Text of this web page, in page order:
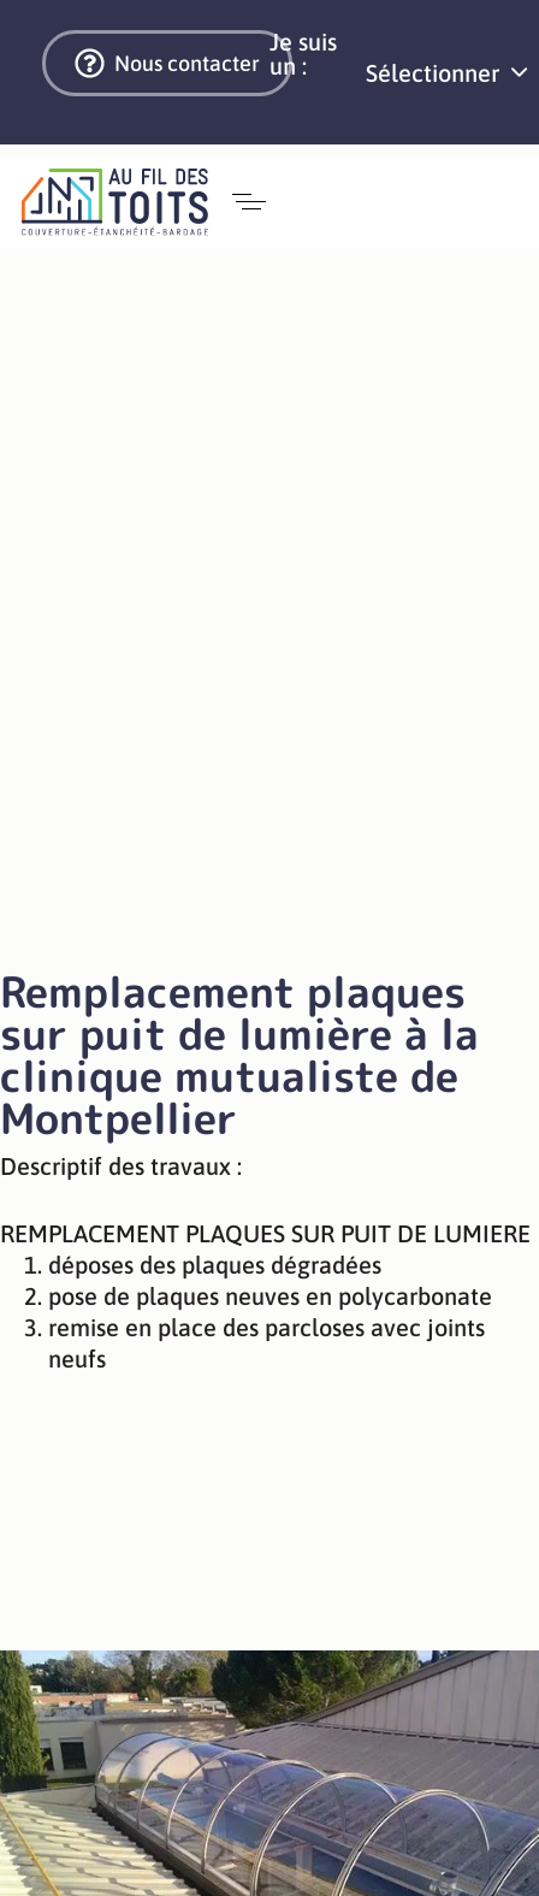
Nous contacter
Je suis
un :
Sélectionner
Remplacement plaques
sur puit de lumière à la
clinique mutualiste de
Montpellier
Descriptif des travaux :
REMPLACEMENT PLAQUES SUR PUIT DE LUMIERE
déposes des plaques dégradées
pose de plaques neuves en polycarbonate
remise en place des parcloses avec joints
neufs